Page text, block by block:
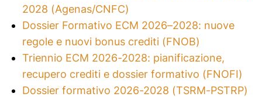
2028 (Agenas/CNFC)
Dossier Formativo ECM 2026–2028: nuove
regole e nuovi bonus crediti (FNOB)
Triennio ECM 2026-2028: pianificazione,
recupero crediti e dossier formativo (FNOFI)
Dossier formativo 2026-2028 (TSRM-PSTRP)